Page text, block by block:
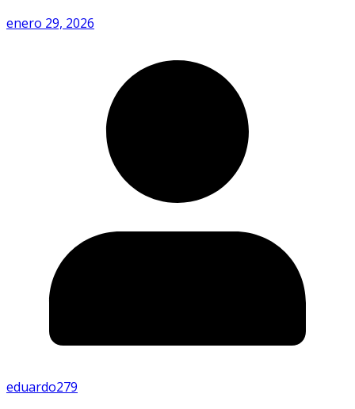
enero 29, 2026
eduardo279